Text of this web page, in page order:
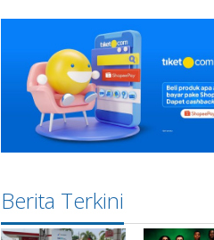
Berita Terkini